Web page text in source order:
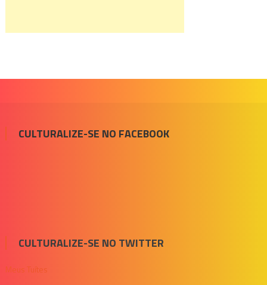
CULTURALIZE-SE NO FACEBOOK
CULTURALIZE-SE NO TWITTER
Meus Tuítes